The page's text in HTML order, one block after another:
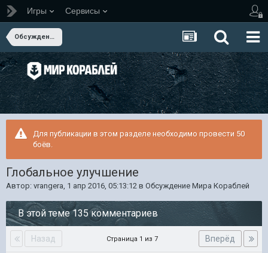
Игры Сервисы
Обсуждение Мира Кораблей
Для публикации в этом разделе необходимо провести 50
боёв.
Глобальное улучшение
Автор: vrangera, 1 апр 2016, 05:13:12 в Обсуждение Мира Кораблей
В этой теме 135 комментариев
Назад Вперёд
Страница 1 из 7